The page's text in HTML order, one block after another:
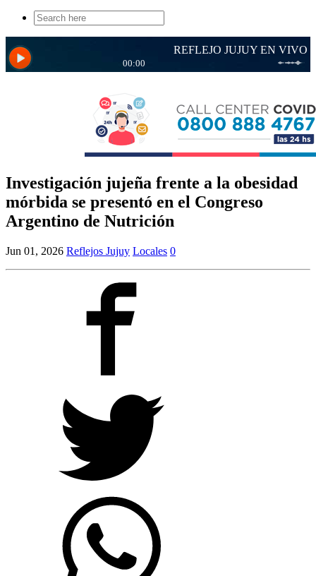
Search
for:
Investigación jujeña frente a la obesidad
mórbida se presentó en el Congreso
Argentino de Nutrición
Jun 01, 2026 Reflejos Jujuy Locales 0